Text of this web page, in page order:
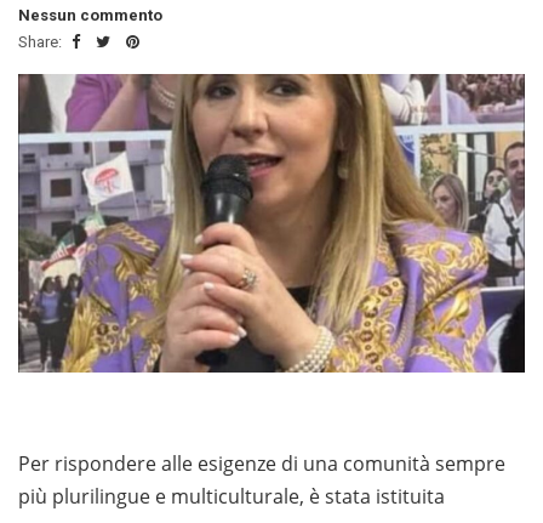
Nessun commento
Share:
Per rispondere alle esigenze di una comunità sempre
più plurilingue e multiculturale, è stata istituita